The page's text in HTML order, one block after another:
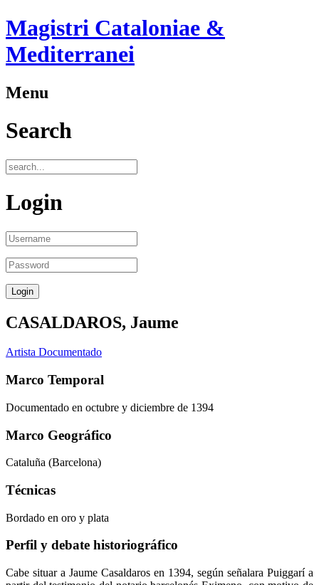
Magistri Cataloniae &
Mediterranei
Menu
Search
Login
CASALDAROS, Jaume
Artista Documentado
Marco Temporal
Documentado en octubre y diciembre de 1394
Marco Geográfico
Cataluña (Barcelona)
Técnicas
Bordado en oro y plata
Perfil y debate historiográfico
Cabe situar a Jaume Casaldaros en 1394, según señalara Puiggarí a